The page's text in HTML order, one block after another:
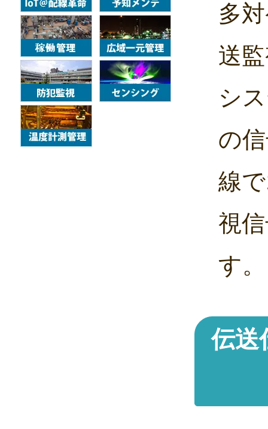
多
送
シ
の
線で
視
す。
伝送